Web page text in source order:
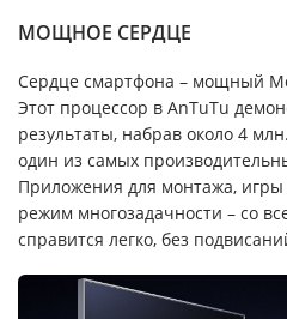
МОЩНОЕ СЕРДЦЕ
Сердце смартфона – мощный
Этот процессор в AnTuTu
результаты, набрав около 4
один из самых
Приложения для монтажа, игры
режим многозадачности – со
справится легко, без